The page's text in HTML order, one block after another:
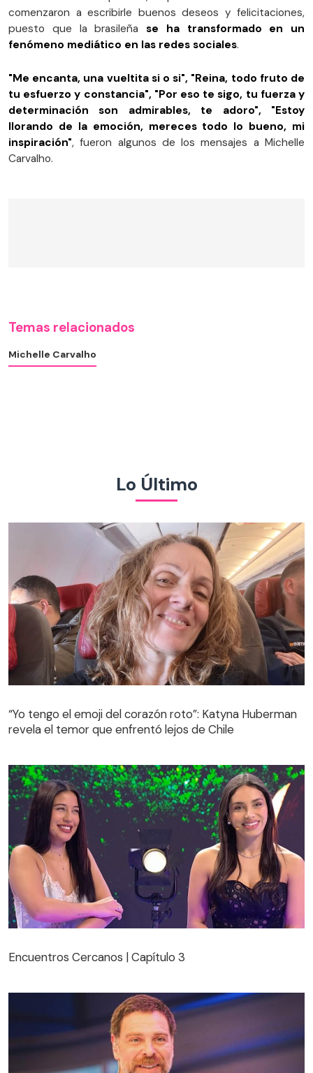
comenzaron a escribirle buenos deseos y felicitaciones,
puesto que la brasileña se ha transformado en un
fenómeno mediático en las redes sociales.
"Me encanta, una vueltita si o si", "Reina, todo fruto de
tu esfuerzo y constancia", "Por eso te sigo, tu fuerza y
determinación son admirables, te adoro", "Estoy
llorando de la emoción, mereces todo lo bueno, mi
inspiración", fueron algunos de los mensajes a Michelle
Carvalho.
Temas relacionados
Michelle Carvalho
Lo Último
“Yo tengo el emoji del corazón roto”: Katyna Huberman
revela el temor que enfrentó lejos de Chile
Encuentros Cercanos | Capítulo 3